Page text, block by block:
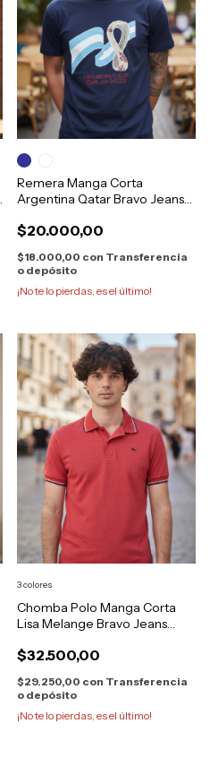
Remera Manga Corta
Argentina Qatar Bravo Jeans
$20.000,00
$18.000,00 con Transferencia
o depósito
¡No te lo pierdas, es el último!
Chomba Polo Manga Corta
Lisa Melange Bravo Jeans
$32.500,00
$29.250,00 con Transferencia
o depósito
¡No te lo pierdas, es el último!
3 colores